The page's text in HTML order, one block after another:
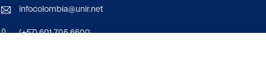
infocolombia@unir.net
(+57) 601 705 6600